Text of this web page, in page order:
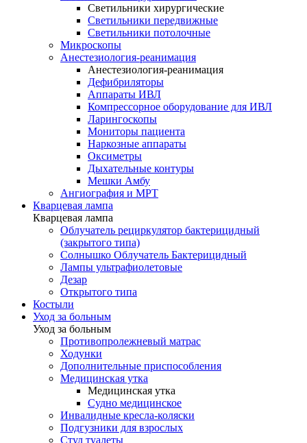
Светильники хирургические
Светильники передвижные
Светильники потолочные
Микроскопы
Анестезиология-реанимация
Анестезиология-реанимация
Дефибриляторы
Аппараты ИВЛ
Компрессорное оборудование для ИВЛ
Ларингоскопы
Мониторы пациента
Наркозные аппараты
Оксиметры
Дыхательные контуры
Мешки Амбу
Ангиография и МРТ
Кварцевая лампа
Кварцевая лампа
Облучатель рециркулятор бактерицидный
(закрытого типа)
Солнышко Облучатель Бактерицидный
Лампы ультрафиолетовые
Дезар
Открытого типа
Костыли
Уход за больным
Уход за больным
Противопролежневый матрас
Ходунки
Дополнительные приспособления
Медицинская утка
Медицинская утка
Судно медицинское
Инвалидные кресла-коляски
Подгузники для взрослых
Стул туалеты